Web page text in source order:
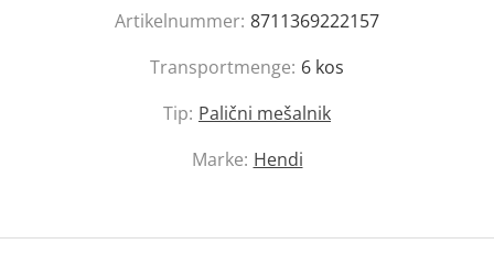
Artikelnummer: 8711369222157
Transportmenge: 6 kos
Tip: Palični mešalnik
Marke: Hendi